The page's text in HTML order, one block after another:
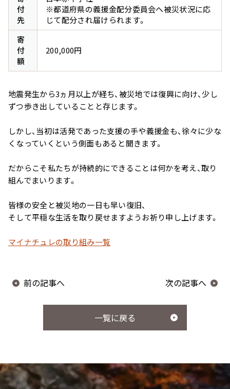
付
先
※都道府県の義援金配分委員会へ被災状況に応
じて配分され届けられます。
寄
付
額
200,000円
地震発生から3ヵ月以上が経ち、被災地では復興に向け、少し
ずつ歩き出していることと存じます。
しかし、当初は活発であった支援の手や義援金も、徐々に少な
くなっていくという側面もあると聞きます。
だからこそ私たちが持続的にできることは何かを考え、取り
組んでまいります。
皆様の安全と被災地の一日も早い復旧、
そして平穏な生活を取り戻せますようお祈り申し上げます。
マイナチュレの取り組み一覧
前の記事へ
一覧に戻る
次の記事へ